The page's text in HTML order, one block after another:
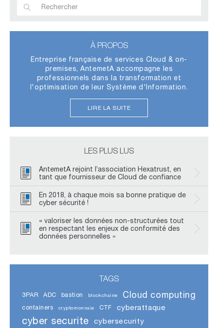
À PROPOS
Entreprise française de services Cloud & on-
premises, AntemetA accompagne les
professionnels dans la transformation et
l'optimisation de leur Système d'Information.
LIRE LA SUITE
LES PLUS LUS
AntemetA rejoint l’association Hexatrust, en
tant que fournisseur de Cloud de confiance
En 2018, à chaque mois sa bonne pratique de
cyber sécurité !
« valoriser les données non-structurées tout
en respectant les enjeux de conformité des
données personnelles »
TAGS
3PAR ADC bastion blockchaine Cloud computing
containers cryptomonnaie CTF cyberattaque
cyber securite cybersecurity